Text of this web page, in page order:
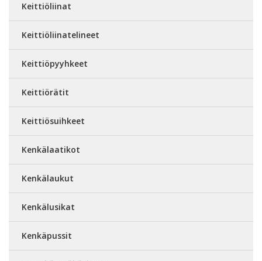
Keittiöliinat
Keittiöliinatelineet
Keittiöpyyhkeet
Keittiörätit
Keittiösuihkeet
Kenkälaatikot
Kenkälaukut
Kenkälusikat
Kenkäpussit